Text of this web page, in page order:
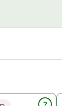
спицы
Дерево ?